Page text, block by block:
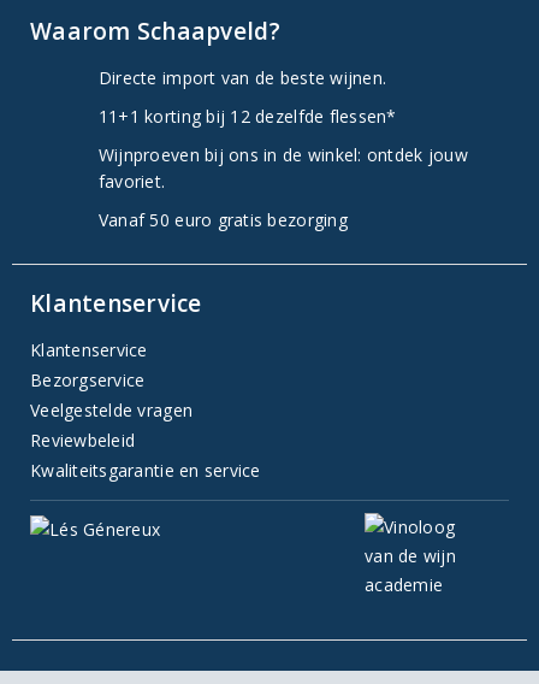
Waarom Schaapveld?
Directe import van de beste wijnen.
11+1 korting bij 12 dezelfde flessen*
Wijnproeven bij ons in de winkel: ontdek jouw
favoriet.
Vanaf 50 euro gratis bezorging
Klantenservice
Klantenservice
Bezorgservice
Veelgestelde vragen
Reviewbeleid
Kwaliteitsgarantie en service